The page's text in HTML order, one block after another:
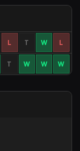
L T W L
T W W W